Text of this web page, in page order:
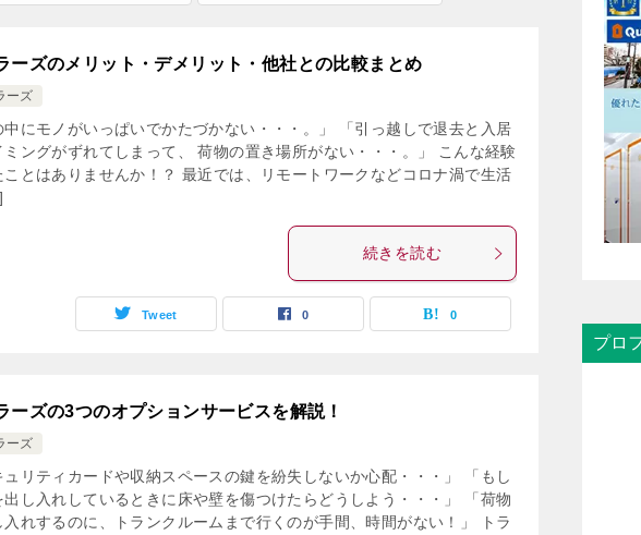
ーズのメリット・デメリット・他社との比較まとめ
ーズ
中にモノがいっぱいでかたづかない・・・。」 「引っ越しで退去と入居
ミングがずれてしまって、 荷物の置き場所がない・・・。」 こんな経験
ことはありませんか！？ 最近では、リモートワークなどコロナ渦で生活
続きを読む
Tweet 0 0
ーズの3つのオプションサービスを解説！
ーズ
ュリティカードや収納スペースの鍵を紛失しないか心配・・・」 「もし
出し入れしているときに床や壁を傷つけたらどうしよう・・・」 「荷物
入れするのに、トランクルームまで行くのが手間、時間がない！」 トラ
プロ